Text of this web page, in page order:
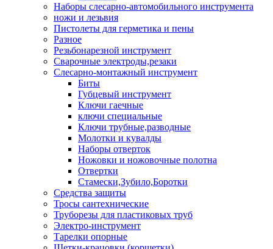
Наборы слесарно-автомобильного инструмента
ножи и лезьвия
Пистолеты для герметика и пены
Разное
Резьбонарезной инструмент
Сварочные электроды,резаки
Слесарно-монтажный инструмент
Биты
Губцевый инструмент
Ключи гаечные
ключи специальные
Ключи трубные,разводные
Молотки и кувалды
Наборы отверток
Ножовки и ножовочные полотна
Отвертки
Стамески,Зубило,Боротки
Средства защиты
Тросы сантехнические
Труборезы для пластиковых труб
Электро-инструмент
Тарелки опорные